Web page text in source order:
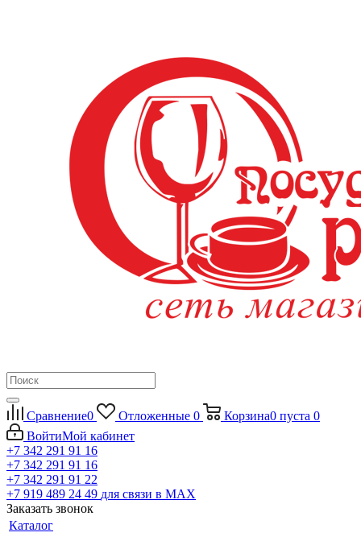
Сравнение0 Отложенные 0 Корзина0 пуста 0
ВойтиМой кабинет
+7 342 291 91 16
+7 342 291 91 16
+7 342 291 91 22
+7 919 489 24 49 для связи в МАХ
Заказать звонок
Каталог